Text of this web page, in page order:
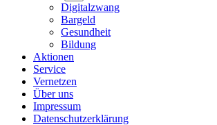
Digitalzwang
Bargeld
Gesundheit
Bildung
Aktionen
Service
Vernetzen
Über uns
Impressum
Datenschutz­erklärung